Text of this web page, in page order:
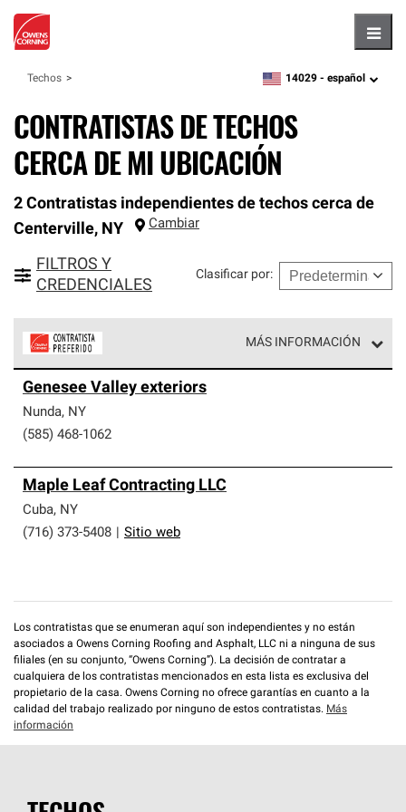
Techos zipcode,language
14029 - español
CONTRATISTAS DE TECHOS
CERCA DE MI UBICACIÓN
2 Contratistas independientes de techos cerca de
Centerville, NY Cambiar
FILTROS Y
CREDENCIALES
Clasificar por:
MÁS INFORMACIÓN
parte de una red exclusiva de profesionales de techos
que cumplen con altos estándares y requisitos estrictos
de profesionalismo y confiabilidad.
Genesee Valley exteriors
Nunda, NY
(585) 468-1062
Maple Leaf Contracting LLC
Cuba, NY
(716) 373-5408
Sitio web
Los contratistas que se enumeran aquí son independientes y no están
asociados a Owens Corning Roofing and Asphalt, LLC ni a ninguna de sus
filiales (en su conjunto, “Owens Corning”). La decisión de contratar a
cualquiera de los contratistas mencionados en esta lista es exclusiva del
propietario de la casa. Owens Corning no ofrece garantías en cuanto a la
calidad del trabajo realizado por ninguno de estos contratistas. Más
información